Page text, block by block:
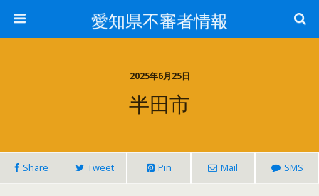
愛知県不審者情報
2025年6月25日
半田市
Share Tweet Pin Mail SMS